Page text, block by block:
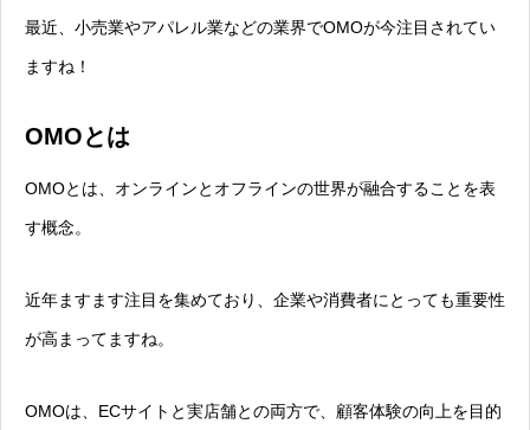
最近、小売業やアパレル業などの業界でOMOが今注目されてい
ますね！
OMOとは
OMOとは、オンラインとオフラインの世界が融合することを表
す概念。
近年ますます注目を集めており、企業や消費者にとっても重要性
が高まってますね。
OMOは、ECサイトと実店舗との両方で、顧客体験の向上を目的